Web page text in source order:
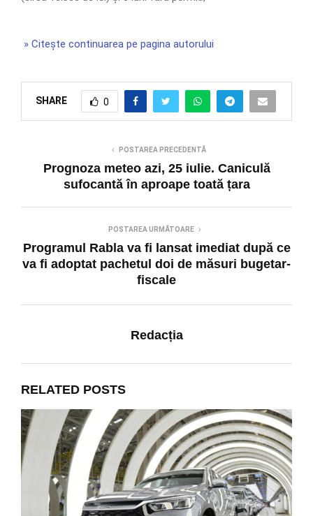
» Citește continuarea pe pagina autorului
SHARE 0
POSTAREA PRECEDENTĂ
Prognoza meteo azi, 25 iulie. Caniculă
sufocantă în aproape toată țara
POSTAREA URMĂTOARE
Programul Rabla va fi lansat imediat după ce
va fi adoptat pachetul doi de măsuri bugetar-
fiscale
Redacția
RELATED POSTS